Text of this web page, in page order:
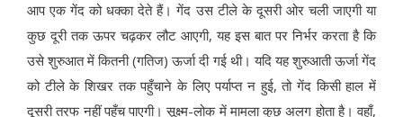
आप एक गेंद को धक्का देते हैं। गेंद उस टीले के दूसरी ओर चली जाएगी या
कुछ दूरी तक ऊपर चढ़कर लौट आएगी, यह इस बात पर निर्भर करता है कि
उसे शुरुआत में कितनी (गतिज) ऊर्जा दी गई थी। यदि यह शुरुआती ऊर्जा गेंद
को टीले के शिखर तक पहुँचाने के लिए पर्याप्त न हुई, तो गेंद किसी हाल में
दूसरी तरफ नहीं पहुँच पाएगी। सूक्ष्म-लोक में मामला कुछ अलग होता है। वहाँ,